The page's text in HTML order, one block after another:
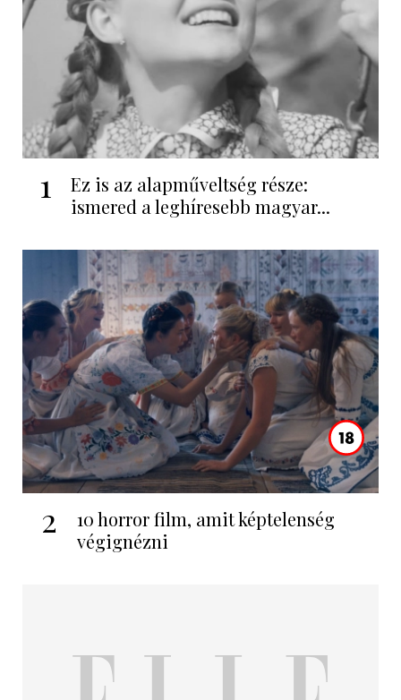
1
Ez is az alapműveltség része:
ismered a leghíresebb magyar...
2
10 horror film, amit képtelenség
végignézni